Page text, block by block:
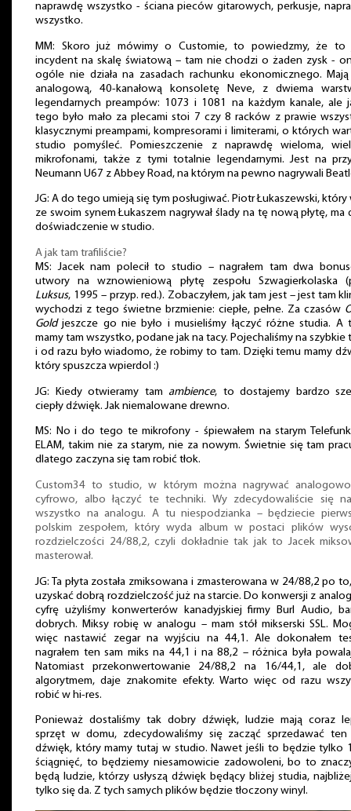
naprawdę wszystko - ściana pieców gitarowych, perkusje,
wszystko.
MM: Skoro już mówimy o Customie, to powiedzmy, że to
incydent na skalę światową – tam nie chodzi o żaden zysk -
ogóle nie działa na zasadach rachunku ekonomicznego.
analogową, 40-kanałową konsoletę Neve, z dwiema
legendarnych preampów: 1073 i 1081 na każdym kanale, ale
tego było mało za plecami stoi 7 czy 8 racków z prawie
klasycznymi preampami, kompresorami i limiterami, o których
studio pomyśleć. Pomieszczenie z naprawdę wieloma,
mikrofonami, także z tymi totalnie legendarnymi. Jest na
Neumann U67 z Abbey Road, na którym na pewno nagrywali
JG: A do tego umieją się tym posługiwać. Piotr Łukaszewski, który
ze swoim synem Łukaszem nagrywał ślady na tę nową płytę, ma
doświadczenie w studio.
A jak tam trafiliście?
MS: Jacek nam polecił to studio – nagrałem tam dwa
utwory na wznowieniową płytę zespołu Szwagierkolaska
Luksus, 1995 – przyp. red.). Zobaczyłem, jak tam jest – jest tam
wychodzi z tego świetne brzmienie: ciepłe, pełne. Za czasów
Goldjeszcze go nie było i musieliśmy łączyć różne studia. A
mamy tam wszystko, podane jak na tacy. Pojechaliśmy na szybkie
i od razu było wiadomo, że robimy to tam. Dzięki temu mamy
który spuszcza wpierdol :)
JG: Kiedy otwieramy tam ambience, to dostajemy bardzo
ciepły dźwięk. Jak niemalowane drewno.
MS: No i do tego te mikrofony - śpiewałem na starym
ELAM, takim nie za starym, nie za nowym. Świetnie się tam
dlatego zaczyna się tam robić tłok.
Custom34 to studio, w którym można nagrywać
cyfrowo, albo łączyć te techniki. Wy zdecydowaliście się
wszystko na analogu. A tu niespodzianka – będziecie
polskim zespołem, który wyda album w postaci plików
rozdzielczości 24/88,2, czyli dokładnie tak jak to Jacek
masterował.
JG: Ta płyta została zmiksowana i zmasterowana w 24/88,2 po
uzyskać dobrą rozdzielczość już na starcie. Do konwersji z
cyfrę użyliśmy konwerterów kanadyjskiej firmy Burl Audio,
dobrych. Miksy robię w analogu – mam stół mikserski SSL.
więc nastawić zegar na wyjściu na 44,1. Ale dokonałem
nagrałem ten sam miks na 44,1 i na 88,2 – różnica była
Natomiast przekonwertowanie 24/88,2 na 16/44,1, ale
algorytmem, daje znakomite efekty. Warto więc od razu
robić w hi-res.
Ponieważ dostaliśmy tak dobry dźwięk, ludzie mają coraz
sprzęt w domu, zdecydowaliśmy się zacząć sprzedawać ten
dźwięk, który mamy tutaj w studio. Nawet jeśli to będzie tylko
ściągnięć, to będziemy niesamowicie zadowoleni, bo to
będą ludzie, którzy usłyszą dźwięk będący bliżej studia,
tylko się da. Z tych samych plików będzie tłoczony winyl.